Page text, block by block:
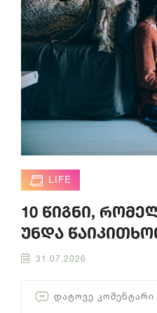
LIFE
10 წიგნი,
უნდა
31.07.2026
ᲓᲐᲢᲝᲕᲔ ᲙᲝᲛᲔᲜᲢᲐᲠᲘ